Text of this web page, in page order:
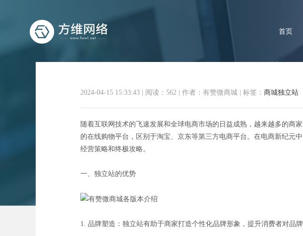
首页
独立站崛起：电商新
2024-04-15 15:33:43 阅读：562 作者：有赞微商城 标签： 商城独立站
随着互联网技术的飞速发展和全球电商市场的日益成熟，越来越多的商
的在线购物平台，区别于淘宝、京东等第三方电商平台。在电商新纪元
经营策略和终极攻略。
一、独立站的优势
1. 品牌塑造：独立站有助于商家打造个性化品牌形象，提升消费者对品牌